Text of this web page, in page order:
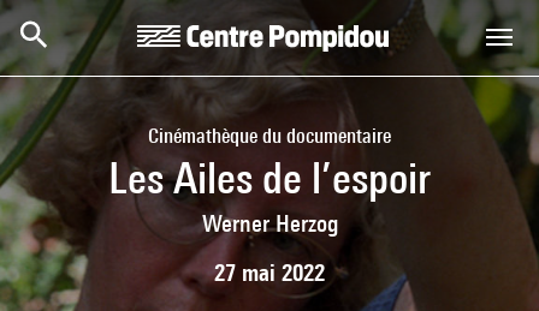
Aller au contenu principal
Centre Pompidou
Cinémathèque du documentaire
Les Ailes de l’espoir
Werner Herzog
27 mai 2022